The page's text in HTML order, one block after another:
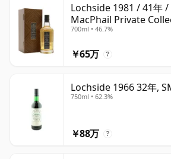
Lochside 1981 / 41年
MacPhail Private
700ml • 46.7%
￥65万 ?
Lochside 1966 32年,
750ml • 62.3%
￥88万 ?